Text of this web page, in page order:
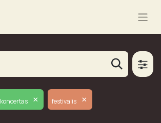
koncertas × festivalis ×